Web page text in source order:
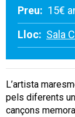
Preu: 15€
Lloc: Sala
L’artista
pels diferents
cançons